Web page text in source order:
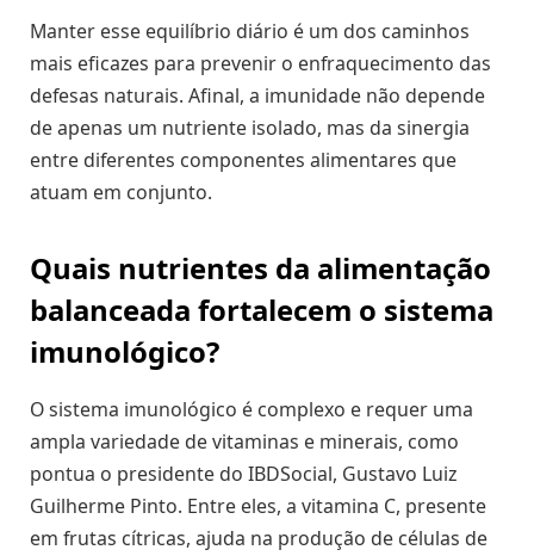
Manter esse equilíbrio diário é um dos caminhos
mais eficazes para prevenir o enfraquecimento das
defesas naturais. Afinal, a imunidade não depende
de apenas um nutriente isolado, mas da sinergia
entre diferentes componentes alimentares que
atuam em conjunto.
Quais nutrientes da alimentação
balanceada fortalecem o sistema
imunológico?
O sistema imunológico é complexo e requer uma
ampla variedade de vitaminas e minerais, como
pontua o presidente do IBDSocial, Gustavo Luiz
Guilherme Pinto. Entre eles, a vitamina C, presente
em frutas cítricas, ajuda na produção de células de